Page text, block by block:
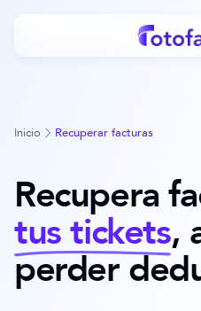
Inicio Recuperar facturas
Recupera
tus tickets,
perder